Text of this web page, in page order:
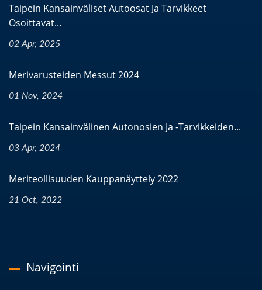
Taipein Kansainväliset Autoosat Ja Tarvikkeet
Osoittavat...
02 Apr, 2025
Merivarusteiden Messut 2024
01 Nov, 2024
Taipein Kansainvälinen Autonosien Ja -tarvikkeiden...
03 Apr, 2024
Meriteollisuuden Kauppanäyttely 2022
21 Oct, 2022
Navigointi